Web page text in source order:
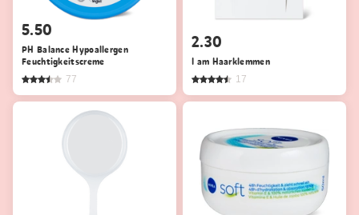
5.50
PH Balance Hypoallergen
Feuchtigkeitscreme
77
2.30
I am Haarklemmen
17